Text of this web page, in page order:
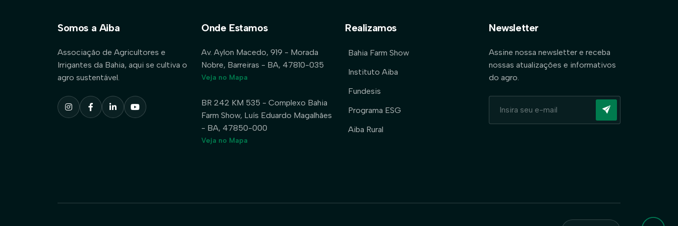
Somos a Aiba
Associação de Agricultores e
Irrigantes da Bahia, aqui se cultiva o
agro sustentável.
Onde Estamos
Av. Aylon Macedo, 919 - Morada
Nobre, Barreiras - BA, 47810-035
Veja no Mapa
BR 242 KM 535 - Complexo Bahia
Farm Show, Luís Eduardo Magalhães
- BA, 47850-000
Veja no Mapa
Realizamos
Bahia Farm Show
Instituto Aiba
Fundesis
Programa ESG
Aiba Rural
Newsletter
Assine nossa newsletter e receba
nossas atualizações e informativos
do agro.